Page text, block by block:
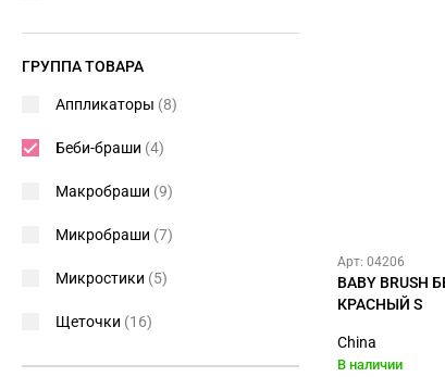
Арт: 04206
BABY
КРАСНЫЙ S
China
В наличии
ГРУППА ТОВАРА
Аппликаторы (8)
Беби-браши (4)
Макробраши (9)
Микробраши (7)
Микростики (5)
Щеточки (16)